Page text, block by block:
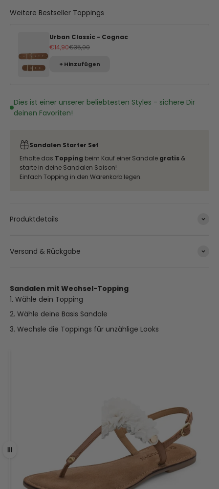
Weitere Bestseller Toppings
Urban Classic - Cognac
Angebot
€14,90Regulärer Preis
€35,00
+ Hinzufügen
Dies ist einer unserer beliebtesten Styles - sichere Dir
deinen Favoriten!
Sandalen Starter Set
Erhalte das Topping beim Kauf einer Sandale gratis &
starte in deine Sandalen Saison!
Einfach Topping in den Warenkorb legen.
Produktdetails
Versand & Rückgabe
Sandalen mit Wechsel-Topping
Wähle dein Topping
Wähle deine Basis Sandale
Wechsle die Toppings für unzählige Looks
Ziehen